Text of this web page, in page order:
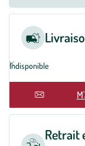
Indisponible
En rupture
Retrait